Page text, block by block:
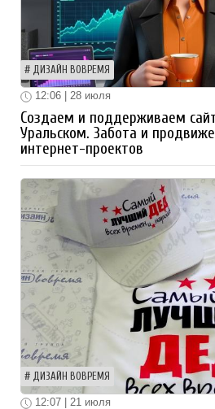
ДИЗАЙН ВОВРЕМЯ
12:06 | 28 июля
Создаем и поддерживаем
Уральском. Забота и
интернет-проектов
ДИЗАЙН ВОВРЕМЯ
12:07 | 21 июля